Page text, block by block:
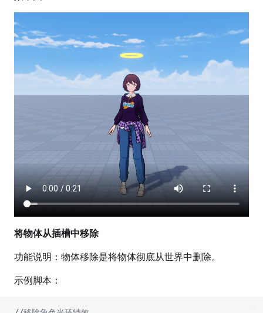
将物体从插槽中移除
功能说明：物体移除是将物体彻底从世界中删除。
示例脚本：